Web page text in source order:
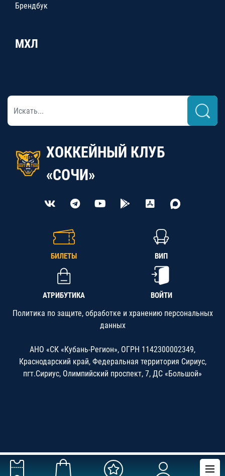
Брендбук
МХЛ
ХОККЕЙНЫЙ КЛУБ
«СОЧИ»
БИЛЕТЫ ВИП
АТРИБУТИКА ВОЙТИ
Политика по защите, обработке и хранению персональных
данных
АНО «СК «Кубань-Регион», ОГРН 1142300002349,
Краснодарский край, Федеральная территория Сириус,
пгт.Сириус, Олимпийский проспект, 7, ДС «Большой»